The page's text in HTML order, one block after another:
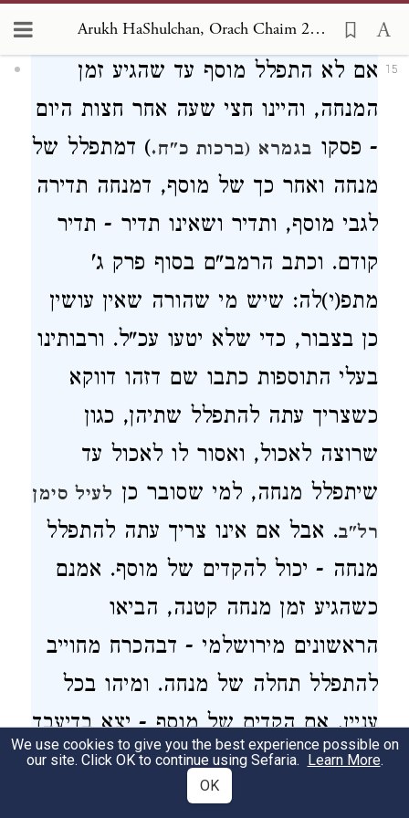
Arukh HaShulchan, Orach Chaim 286:15-17 קידוש.
15
אם לא התפלל מוסף עד שהגיע זמן
המנחה, והיינו חצי שעה אחר חצות היום
- פסקו בגמרא (ברכות כ"ח.) דמתפלל של
מנחה ואחר כך של מוסף, דמנחה תדירה
לגבי מוסף, ותדיר ושאינו תדיר - תדיר
קודם. וכתב הרמב"ם בסוף פרק ג'
מתפ(י)לה: שיש מי שהורה שאין עושין
כן בצבור, כדי שלא יטעו עכ"ל. ורבותינו
בעלי התוספות כתבו שם דזהו דווקא
כשצריך עתה להתפלל שתיהן, כגון
שרוצה לאכול, ואסור לו לאכול עד
שיתפלל מנחה, למי שסובר כן לעיל סימן
רל"ב. אבל אם אינו צריך עתה להתפלל
מנחה - יכול להקדים של מוסף. אמנם
כשהגיע זמן מנחה קטנה, הביאו
הראשונים מירושלמי - דבהכרח מחוייב
להתפלל תחלה של מנחה. ומיהו בכל
עניין, אם הקדים של מוסף - יצא בדיעבד
אפילו במקום שהיתה חובה עליו
להתפלל של מנחה תחלה, ורבותינו בעלי
We use cookies to give you the best experience possible on
our site. Click OK to continue using Sefaria. Learn More.
OK